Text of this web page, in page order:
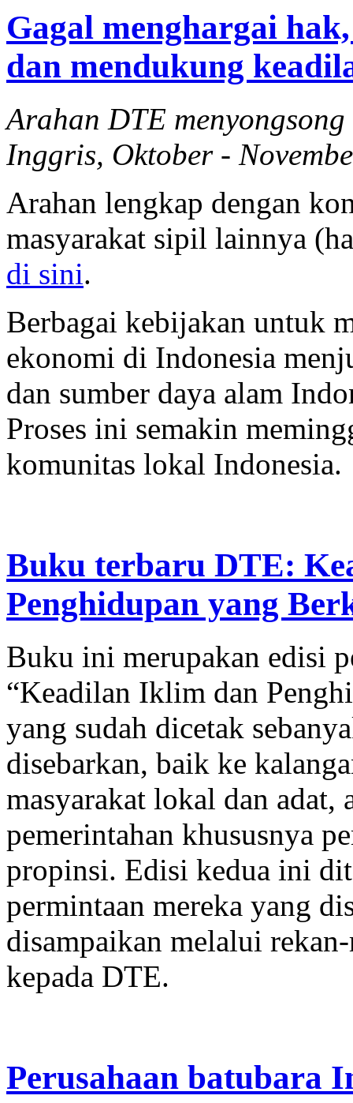
Gagal menghargai
dan mendukung
Arahan DTE
Inggris, Oktober -
Arahan lengkap dengan
masyarakat sipil lainnya
di sini.
Berbagai kebijakan untuk
ekonomi di Indonesia
dan sumber daya alam
Proses ini semakin
komunitas lokal Indonesia.
Buku terbaru DTE:
Penghidupan yang
Buku ini merupakan edisi
“Keadilan Iklim dan
yang sudah dicetak
disebarkan, baik ke
masyarakat lokal dan adat,
pemerintahan khususnya
propinsi. Edisi kedua ini
permintaan mereka yang
disampaikan melalui
kepada DTE.
Perusahaan batubara